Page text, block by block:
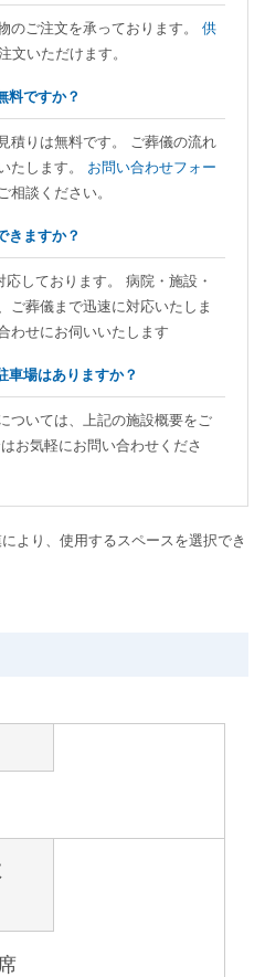
のご注文を承っております。 供
文いただけます。
料ですか？
積りは無料です。 ご葬儀の流れ
たします。 お問い合わせフォー
相談ください。
きますか？
しております。 病院・施設・
ご葬儀まで迅速に対応いたしま
わせにお伺いいたします
車場はありますか？
ついては、上記の施設概要をご
お気軽にお問い合わせくださ
より、使用するスペースを選択でき